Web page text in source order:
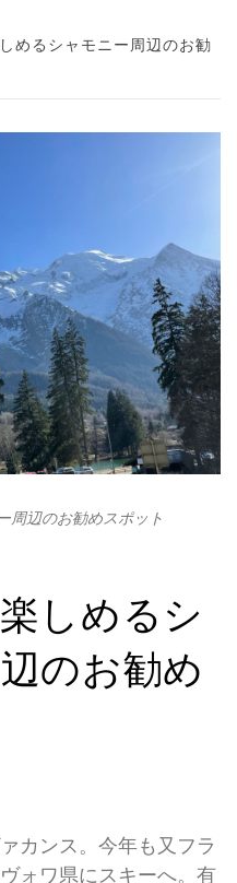
めるシャモニー周辺のお勧
周辺のお勧めスポット
しめるシ
のお勧め
カンス。今年も又フラ
ォワ県にスキーへ。有